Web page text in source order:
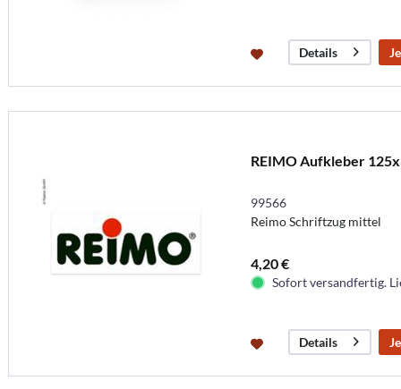
Details
REIMO Aufkleber
99566
Reimo Schriftzug mittel
4,20 €
Sofort versandfertig.
Details